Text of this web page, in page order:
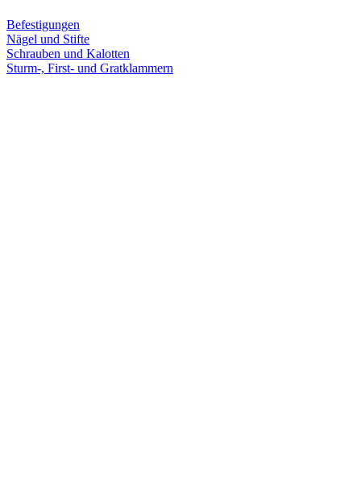
Befestigungen
Nägel und Stifte
Schrauben und Kalotten
Sturm-, First- und Gratklammern